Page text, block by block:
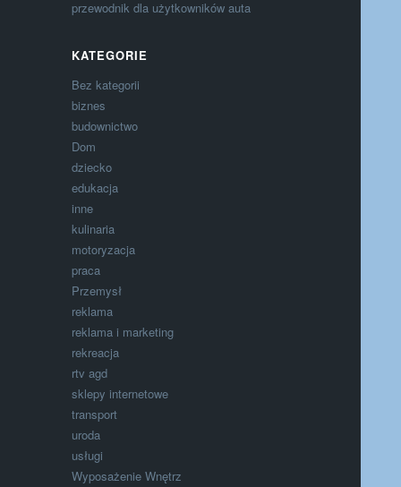
przewodnik dla użytkowników auta
KATEGORIE
Bez kategorii
biznes
budownictwo
Dom
dziecko
edukacja
inne
kulinaria
motoryzacja
praca
Przemysł
reklama
reklama i marketing
rekreacja
rtv agd
sklepy internetowe
transport
uroda
usługi
Wyposażenie Wnętrz